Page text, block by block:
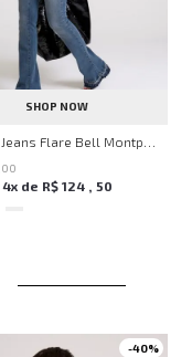
SHOP NOW
00
4x de R$ 124 , 50
-40%